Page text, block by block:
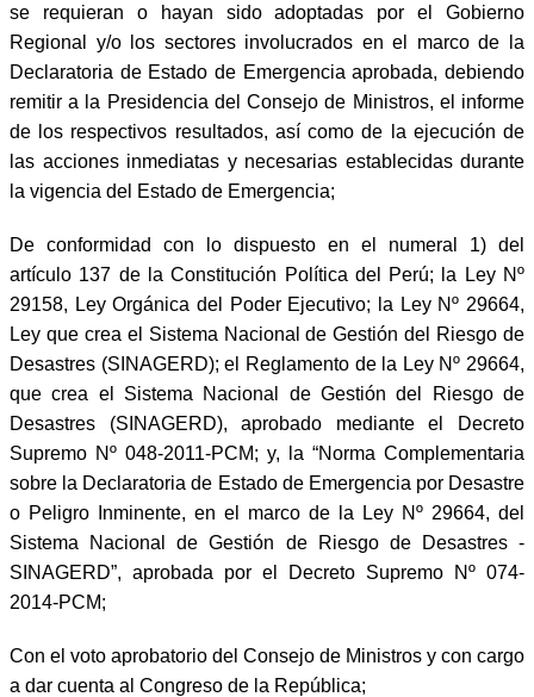
se requieran o hayan sido adoptadas por el Gobierno
Regional y/o los sectores involucrados en el marco de la
Declaratoria de Estado de Emergencia aprobada, debiendo
remitir a la Presidencia del Consejo de Ministros, el informe
de los respectivos resultados, así como de la ejecución de
las acciones inmediatas y necesarias establecidas durante
la vigencia del Estado de Emergencia;
De conformidad con lo dispuesto en el numeral 1) del
artículo 137 de la Constitución Política del Perú; la Ley Nº
29158, Ley Orgánica del Poder Ejecutivo; la Ley Nº 29664,
Ley que crea el Sistema Nacional de Gestión del Riesgo de
Desastres (SINAGERD); el Reglamento de la Ley Nº 29664,
que crea el Sistema Nacional de Gestión del Riesgo de
Desastres (SINAGERD), aprobado mediante el Decreto
Supremo Nº 048-2011-PCM; y, la “Norma Complementaria
sobre la Declaratoria de Estado de Emergencia por Desastre
o Peligro Inminente, en el marco de la Ley Nº 29664, del
Sistema Nacional de Gestión de Riesgo de Desastres -
SINAGERD”, aprobada por el Decreto Supremo Nº 074-
2014-PCM;
Con el voto aprobatorio del Consejo de Ministros y con cargo
a dar cuenta al Congreso de la República;